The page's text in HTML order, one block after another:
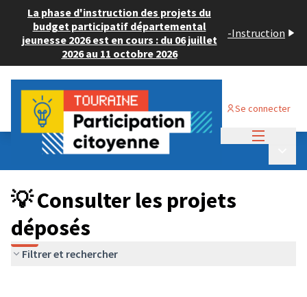
La phase d'instruction des projets du
budget participatif départemental
jeunesse 2026 est en cours : du 06 juillet
2026 au 11 octobre 2026
-Instruction
Se connecter
Budget Participatif JEUNESSE 2024
💡 Consulter les projets déposés
💡 Consulter les projets
déposés
Filtrer et rechercher